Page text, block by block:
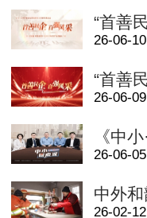
26-06-10
26-06-09
26-06-05
26-02-12